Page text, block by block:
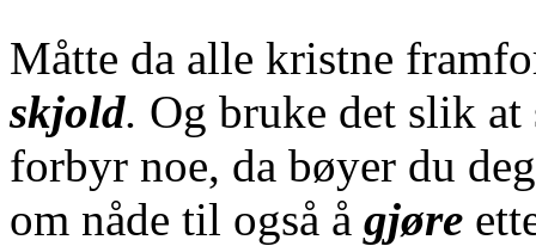
Måtte da alle kristne
skjold. Og bruke det slik at
forbyr noe, da bøyer du
om nåde til også å gjøre